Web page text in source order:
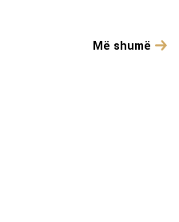
Më shumë